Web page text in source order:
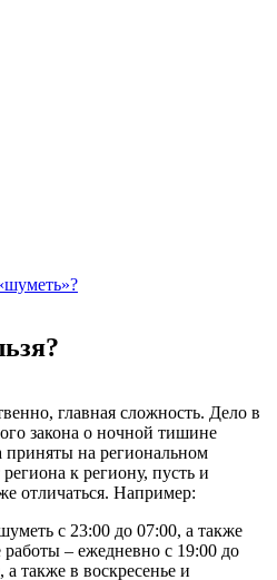
главная сложность. Дело в
закона о ночной тишине
приняты на региональном
к региону, пусть и
отличаться. Например:
с 23:00 до 07:00, а также
– ежедневно с 19:00 до
также в воскресенье и